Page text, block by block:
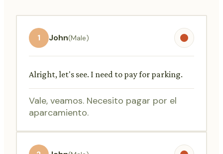
1 John(Male)
Alright, let's see. I need to pay for parking.
Vale, veamos. Necesito pagar por el
aparcamiento.